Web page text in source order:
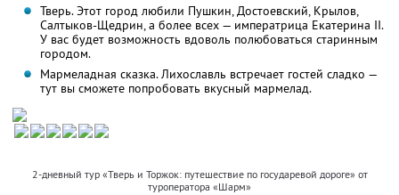
Тверь. Этот город любили Пушкин, Достоевский, Крылов,
Салтыков-Щедрин, а более всех — императрица Екатерина II.
У вас будет возможность вдоволь полюбоваться старинным
городом.
Мармеладная сказка. Лихославль встречает гостей сладко —
тут вы сможете попробовать вкусный мармелад.
2-дневный тур «Тверь и Торжок: путешествие по государевой дороге» от
туроператора «Шарм»